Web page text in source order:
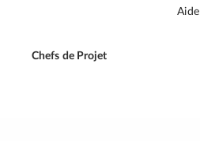
Aide
Chefs de Projet